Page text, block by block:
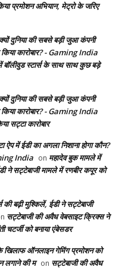
प्रमोशन अभियान, मेट्रो के जरिए
दुनिया की सबसे बड़ी जुआ कंपनी
कारोबार? - Gaming India
स्टार्स के साथ साथ कुछ बड़े
दुनिया की सबसे बड़ी जुआ कंपनी
कारोबार? - Gaming India
सट्टा कारोबार
में ईडी का अगला निशाना होगा कौन?
India on महादेव बुक मामले में
ने सट्टेबाजी मामले में रणबीर कपूर को
की बढ़ी मुश्किलें, ईडी ने सट्टेबाजी
सट्टेबाजी की अवैध वेबसाइट क्रिक्स ने
चटर्जी को बनाया एंबेसडर
ऑनलाइन गेमिंग प्रमोशन को
लगाने की म on सट्टेबाजी की अवैध